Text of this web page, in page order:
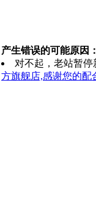
产生错误的可能原因
对不起，老站暂
方旗舰店,感谢您的配